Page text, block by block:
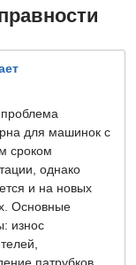
для машинок с
сроком
однако
и на новых
Основные
износ